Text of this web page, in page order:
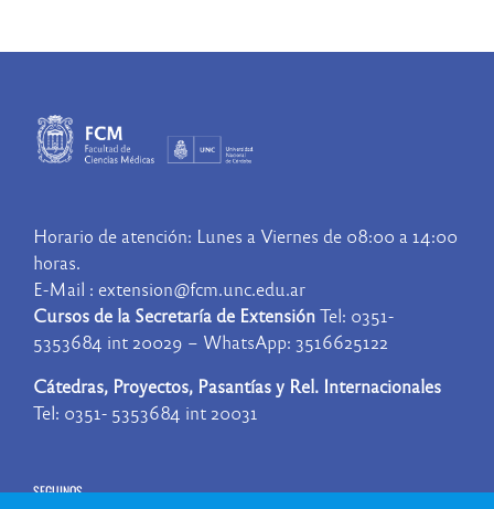
Horario de atención: Lunes a Viernes de 08:00 a 14:00
horas.
E-Mail : extension@fcm.unc.edu.ar
Cursos de la Secretaría de ExtensiónTel: 0351-
5353684 int 20029 – WhatsApp: 3516625122
Cátedras, Proyectos, Pasantías y Rel. Internacionales
Tel: 0351- 5353684 int 20031
SEGUINOS